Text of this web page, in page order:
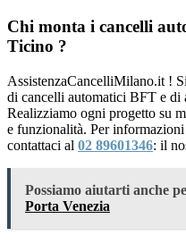
Chi monta i cancelli
Ticino ?
AssistenzaCancelliMilano.it !
di cancelli automatici BFT e di
Realizziamo ogni progetto su
e funzionalità. Per
contattaci al 02 89601346: il
Possiamo aiutarti anche
Porta Venezia